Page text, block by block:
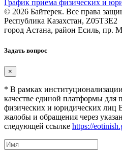
График приема физических и
© 2026 Байтерек. Все права
Республика Казахстан, Z05T3E2
город Астана, район Есиль, пр.
Задать вопрос
×
* В рамках
качестве единой платформы для
физических и юридических лиц
жалобы и обращения через
следующей ссылке https://